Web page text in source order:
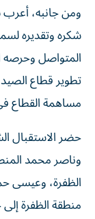
ومن جانبه،
شكره وتقديره
المتواصل وحرصه
تطوير قطاع
مساهمة القطاع
حضر الاستقبال
وناصر محمد
الظفرة، وعيسى
منطقة الظفرة